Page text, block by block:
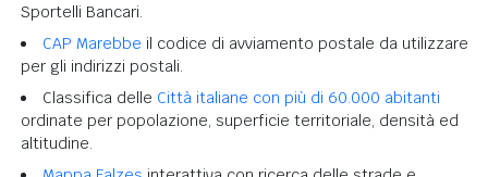
Sportelli Bancari.
CAP Marebbe il codice di avviamento postale da utilizzare
per gli indirizzi postali.
Classifica delle Città italiane con più di 60.000 abitanti
ordinate per popolazione, superficie territoriale, densità ed
altitudine.